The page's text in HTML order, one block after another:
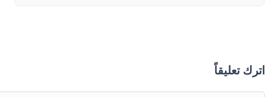
اترك تعليقاً